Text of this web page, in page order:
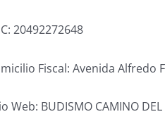
20492272648
Fiscal: Avenida Alfredo
Web: BUDISMO CAMINO